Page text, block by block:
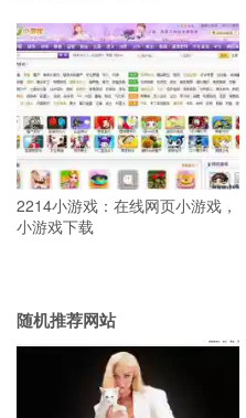
2214小游戏：在线网页小游戏，
小游戏下载
随机推荐网站